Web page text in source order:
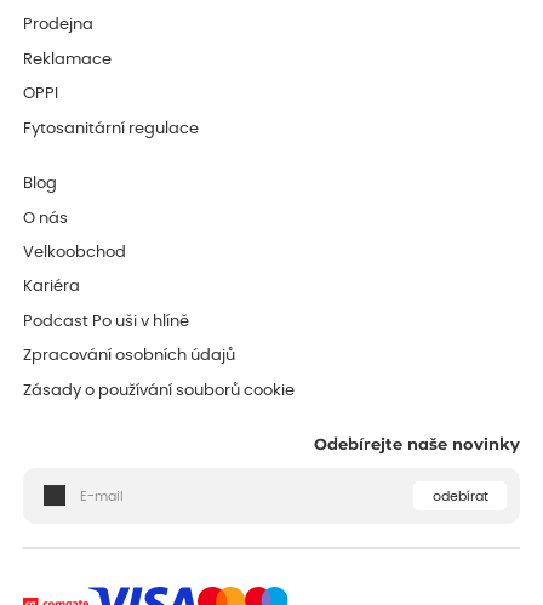
Prodejna
Reklamace
OPPI
Fytosanitární regulace
Blog
O nás
Velkoobchod
Kariéra
Podcast Po uši v hlíně
Zpracování osobních údajů
Zásady o používání souborů cookie
Odebírejte naše novinky
odebírat